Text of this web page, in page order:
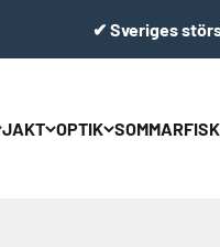
✔ Sveriges
JAKT OPTIK